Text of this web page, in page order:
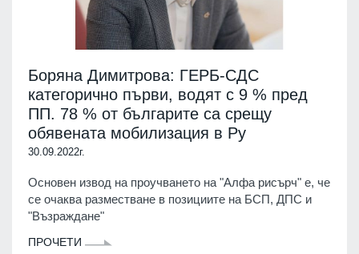
Боряна Димитрова: ГЕРБ-СДС
категорично първи, водят с 9 % пред
ПП. 78 % от българите са срещу
обявената мобилизация в Ру
30.09.2022г.
Основен извод на проучването на "Алфа рисърч" е, че
се очаква разместване в позициите на БСП, ДПС и
"Възраждане"
ПРОЧЕТИ